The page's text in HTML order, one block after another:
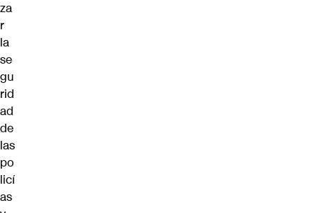
za
r
la
se
gu
rid
ad
de
las
po
licí
as